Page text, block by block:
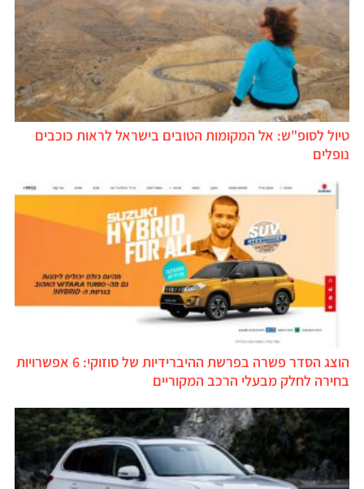
טיול לסופ"ש: אל המקומות הטובים בישראל לראות כוכבים
נופלים
הוצג הסדר פשרה בפרשת ההיברידיות של סוזוקי: 6 אפשרויות
בחירה לחלק מבעלי הרכב המקוריים